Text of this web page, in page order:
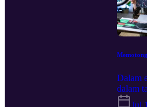
Dalam
dalam
bunyi
Jul